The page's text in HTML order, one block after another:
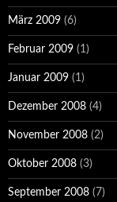
März 2009 (6)
Februar 2009 (1)
Januar 2009 (1)
Dezember 2008 (4)
November 2008 (2)
Oktober 2008 (3)
September 2008 (7)